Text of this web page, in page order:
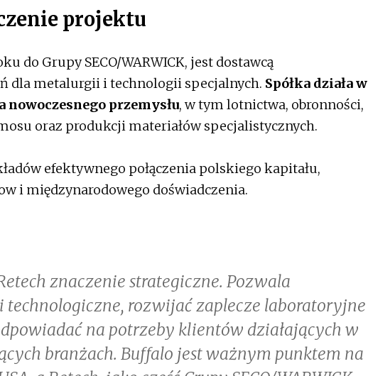
projektu
do Grupy SECO/WARWICK, jest dostawcą
dla metalurgii i technologii specjalnych. Spółka działa w
przemysłu, w tym lotnictwa, obronności,
oraz produkcji materiałów specjalistycznych.
efektywnego połączenia polskiego kapitału,
i międzynarodowego doświadczenia.
znaczenie strategiczne. Pozwala
technologiczne, rozwijać zaplecze laboratoryjne
na potrzeby klientów działających w
branżach. Buffalo jest ważnym punktem na